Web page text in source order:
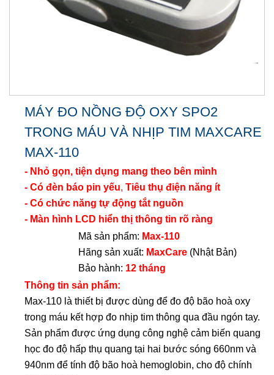
MÁY ĐO NỒNG ĐỘ OXY SPO2
TRONG MÁU VÀ NHỊP TIM MAXCARE
MAX-110
- Nhỏ gọn, tiện dụng mang theo bên mình
- Có đèn báo pin yếu, Tiêu thụ điện năng ít
- Có chức năng tự động tắt nguồn
- Màn hình LCD hiển thị thông tin rõ ràng
Mã sản phẩm: Max-110
Hãng sản xuất: MaxCare (Nhật Bản)
Bảo hành: 12 tháng
Thông tin sản phẩm:
Max-110 là thiết bị được dùng để đo độ bão hoà oxy
trong máu kết hợp đo nhịp tim thông qua đầu ngón tay.
Sản phẩm được ứng dụng công nghệ cảm biến quang
học đo độ hấp thụ quang tại hai bước sóng 660nm và
940nm để tính độ bão hoà hemoglobin, cho độ chính